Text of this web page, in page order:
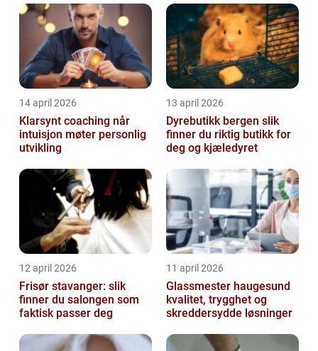
14 april 2026
Klarsynt coaching når
intuisjon møter personlig
utvikling
13 april 2026
Dyrebutikk bergen slik
finner du riktig butikk for
deg og kjæledyret
12 april 2026
Frisør stavanger: slik
finner du salongen som
faktisk passer deg
11 april 2026
Glassmester haugesund
kvalitet, trygghet og
skreddersydde løsninger